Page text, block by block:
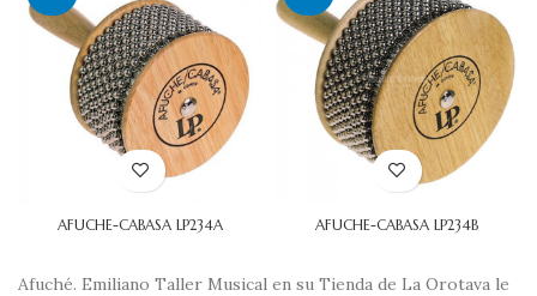
AFUCHE-CABASA LP234A AFUCHE-CABASA LP234B
Afuché. Emiliano Taller Musical en su Tienda de La Orotava le